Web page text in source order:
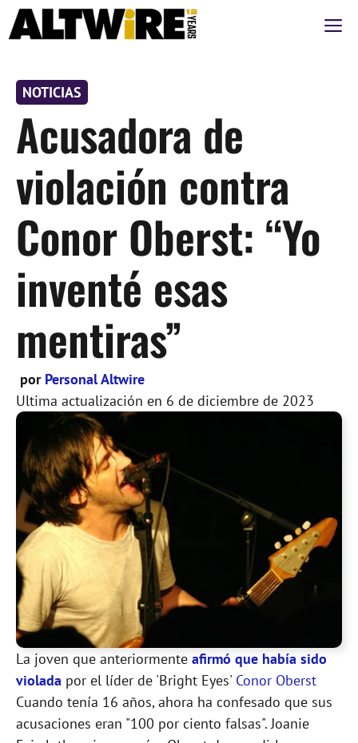
Saltar
al
NOTICIAS
Acusadora de
violación contra
Conor Oberst: “Yo
inventé esas
mentiras”
por Personal Altwire
Ultima actualización en 6 de diciembre de 2023
La joven que anteriormente afirmó que había sido
violada por el líder de 'Bright Eyes' Conor Oberst
Cuando tenía 16 años, ahora ha confesado que sus
acusaciones eran "100 por ciento falsas". Joanie